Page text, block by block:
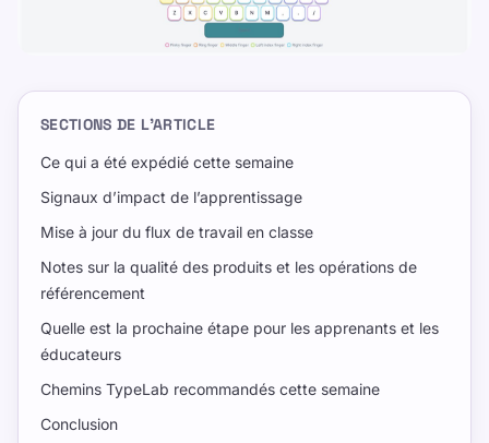
SECTIONS DE L’ARTICLE
Ce qui a été expédié cette semaine
Signaux d’impact de l’apprentissage
Mise à jour du flux de travail en classe
Notes sur la qualité des produits et les opérations de
référencement
Quelle est la prochaine étape pour les apprenants et les
éducateurs
Chemins TypeLab recommandés cette semaine
Conclusion